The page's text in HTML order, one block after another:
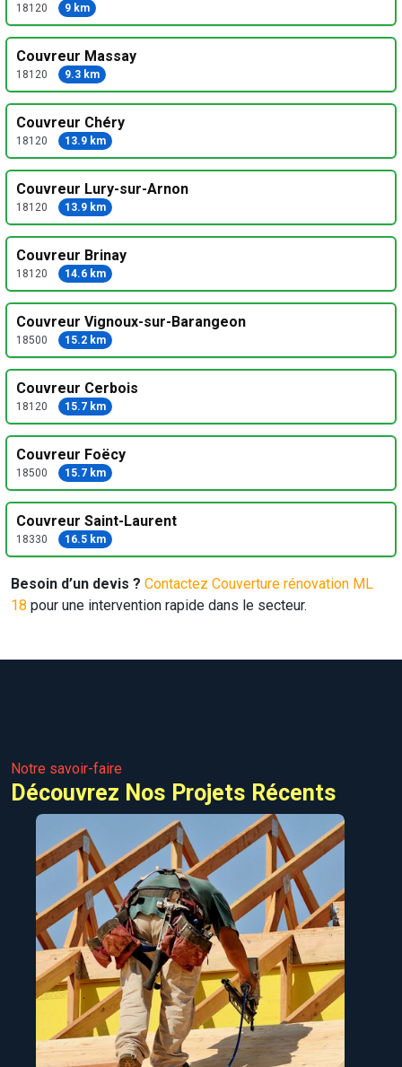
18120 9 km
Couvreur Massay
18120 9.3 km
Couvreur Chéry
18120 13.9 km
Couvreur Lury-sur-Arnon
18120 13.9 km
Couvreur Brinay
18120 14.6 km
Couvreur Vignoux-sur-Barangeon
18500 15.2 km
Couvreur Cerbois
18120 15.7 km
Couvreur Foëcy
18500 15.7 km
Couvreur Saint-Laurent
18330 16.5 km
Besoin d’un devis ? Contactez Couverture rénovation ML
18 pour une intervention rapide dans le secteur.
Notre savoir-faire
Découvrez Nos Projets Récents